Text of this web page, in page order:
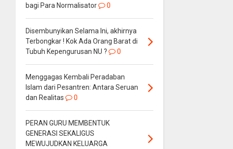
bagi Para Normalisator
0
Disembunyikan Selama Ini, akhirnya
Terbongkar ! Kok Ada Orang Barat di
Tubuh Kepengurusan NU ?
0
Menggagas Kembali Peradaban
Islam dari Pesantren: Antara Seruan
dan Realitas
0
PERAN GURU MEMBENTUK
GENERASI SEKALIGUS
MEWUJUDKAN KELUARGA